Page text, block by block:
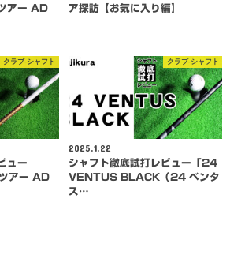
アー AD
ア探訪【お気に入り編】
クラブ-シャフト
ュー
アー AD
クラブ-シャフト
2025.1.22
シャフト徹底試打レビュー「24
VENTUS BLACK（24 ベンタ
ス…